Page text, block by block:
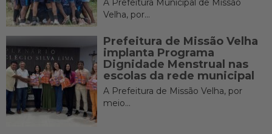
A Prefeitura Municipal de Missão
Velha, por...
Prefeitura de Missão Velha
implanta Programa
Dignidade Menstrual nas
escolas da rede municipal
A Prefeitura de Missão Velha, por
meio...